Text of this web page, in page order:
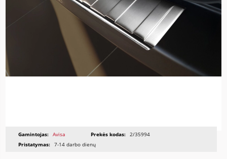
Gamintojas: Avisa Prekės kodas: 2/35994
Pristatymas: 7-14 darbo dienų